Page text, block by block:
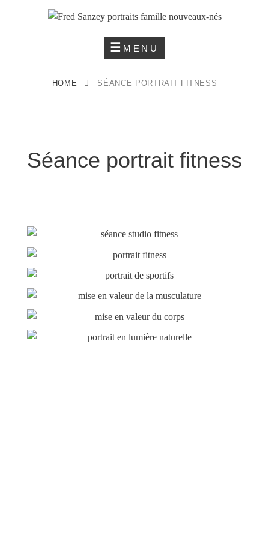
FRED SANZEY PORTRAITS
FAMILLE NOUVEAUX-NÉS
MENU
HOME SÉANCE PORTRAIT FITNESS
Séance portrait fitness